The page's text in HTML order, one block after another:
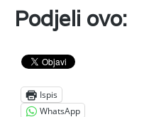
Podjeli ovo:
Ispis
WhatsApp